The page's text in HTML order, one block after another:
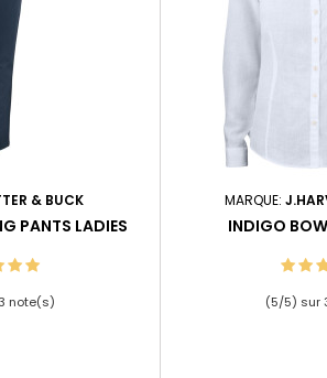
& BUCK
PANTS LADIES
note(s)
MARQUE:
INDIGO
(5/5) sur